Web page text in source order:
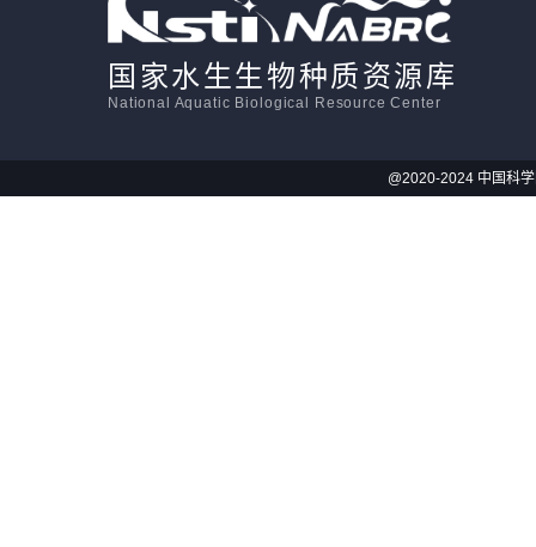
国家水生生物种质资源库
National Aquatic Biological Resource Center
@2020-2024 中国科